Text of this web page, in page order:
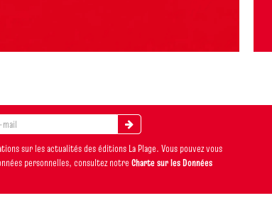
sur les actualités des éditions La Plage. Vous pouvez vous
personnelles, consultez notreCharte sur les Données